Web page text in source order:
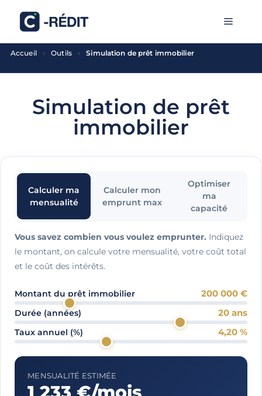
MENU
Accueil › Outils › Simulation de prêt immobilier
Simulation de prêt
immobilier
Calculer ma
mensualité
Calculer mon
emprunt max
Optimiser
ma
capacité
Vous savez combien vous voulez emprunter. Indiquez
le montant, on calcule votre mensualité, votre coût total
et le coût des intérêts.
Montant du prêt immobilier 200 000 €
Durée (années) 20 ans
Taux annuel (%) 4,20 %
MENSUALITÉ ESTIMÉE